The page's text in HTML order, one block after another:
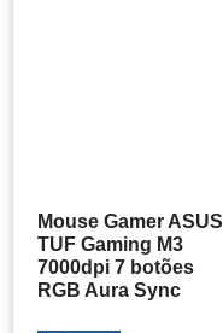
Mouse Gamer ASUS
TUF Gaming M3
7000dpi 7 botões
RGB Aura Sync